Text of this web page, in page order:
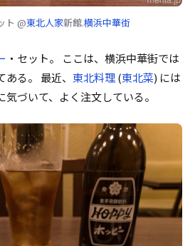
ト @東北人家新館.横浜中華街
・セット。 ここは、横浜中華街では
ある。 最近、 東北料理(東北菜) には
気づいて、よく注文している。